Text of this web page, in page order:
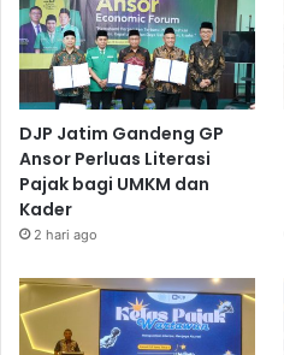
DJP Jatim Gandeng GP
Ansor Perluas Literasi
Pajak bagi UMKM dan
Kader
2 hari ago